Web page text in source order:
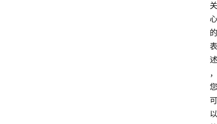
关
心
的
表
述
，
您
可
以